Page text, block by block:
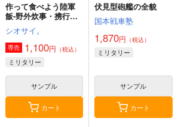
作って食べよう陸軍
飯-野外炊事・携行食
編-
シオサイ。
専売 1,100円 （税込）
ミリタリー
サンプル
カート
伏見型砲艦の全貌
国本戦車塾
1,870円 （税込）
ミリタリー
サンプル
カート